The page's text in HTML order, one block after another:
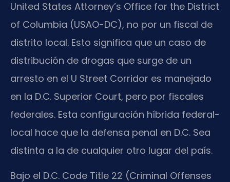
United States Attorney’s Office for the District
of Columbia (USAO-DC), no por un fiscal de
distrito local. Esto significa que un caso de
distribución de drogas que surge de un
arresto en el U Street Corridor es manejado
en la D.C. Superior Court, pero por fiscales
federales. Esta configuración híbrida federal-
local hace que la defensa penal en D.C. Sea
distinta a la de cualquier otro lugar del país.
Bajo el D.C. Code Title 22 (Criminal Offenses